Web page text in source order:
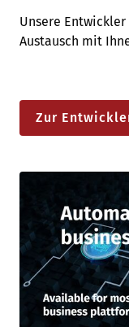
Unsere
Austausch mit
Zur